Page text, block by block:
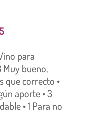
5
para
Muy bueno,
que correcto •
aporte • 3
• 1 Para no